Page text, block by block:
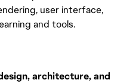
user interface,
and tools.
architecture, and